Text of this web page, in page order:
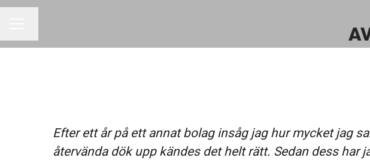
Efter ett år på ett annat bolag insåg jag hur mycket jag
återvända dök upp kändes det helt rätt. Sedan dess har